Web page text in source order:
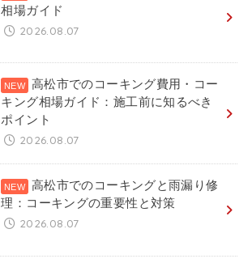
相場ガイド
2026.08.07
高松市でのコーキング費用・コー
キング相場ガイド：施工前に知るべき
ポイント
2026.08.07
高松市でのコーキングと雨漏り修
理：コーキングの重要性と対策
2026.08.07